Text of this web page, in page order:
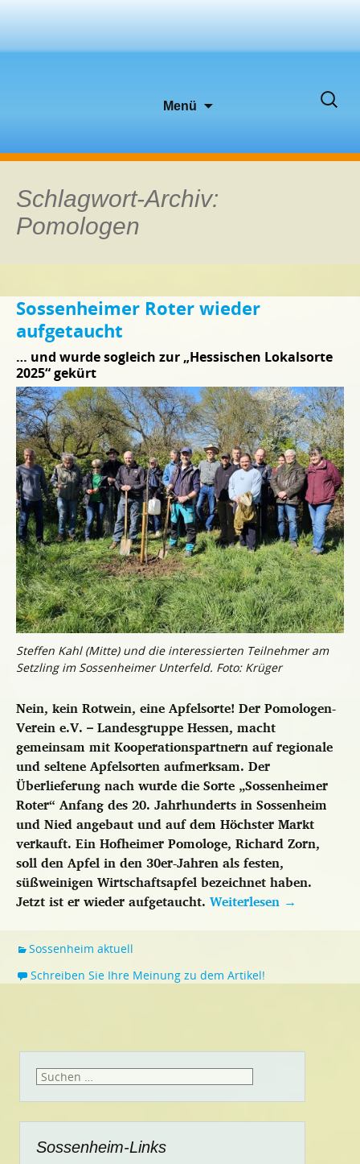
Menü
Suchen
Schlagwort-Archiv:
Pomologen
Sossenheimer Roter wieder
aufgetaucht
… und wurde sogleich zur „Hessischen Lokalsorte
2025“ gekürt
Steffen Kahl (Mitte) und die interessierten Teilnehmer am
Setzling im Sossenheimer Unterfeld. Foto: Krüger
Nein, kein Rotwein, eine Apfelsorte! Der Pomologen-
Verein e.V. – Landesgruppe Hessen, macht
gemeinsam mit Kooperationspartnern auf regionale
und seltene Apfelsorten aufmerksam. Der
Überlieferung nach wurde die Sorte „Sossenheimer
Roter“ Anfang des 20. Jahrhunderts in Sossenheim
und Nied angebaut und auf dem Höchster Markt
verkauft. Ein Hofheimer Pomologe, Richard Zorn,
soll den Apfel in den 30er-Jahren als festen,
süßweinigen Wirtschaftsapfel bezeichnet haben.
Jetzt ist er wieder aufgetaucht. Weiterlesen →
Sossenheim aktuell
Schreiben Sie Ihre Meinung zu dem Artikel!
Suchen
Sossenheim-Links